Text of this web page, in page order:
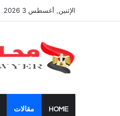
الإثنين, أغسطس 3 2026
HOME مقالات